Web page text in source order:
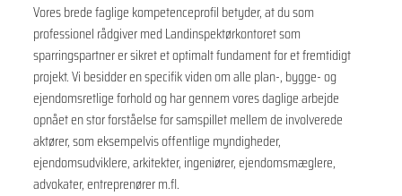
Vores brede faglige kompetenceprofil betyder, at du som
professionel rådgiver med Landinspektørkontoret som
sparringspartner er sikret et optimalt fundament for et fremtidigt
projekt. Vi besidder en specifik viden om alle plan-, bygge- og
ejendomsretlige forhold og har gennem vores daglige arbejde
opnået en stor forståelse for samspillet mellem de involverede
aktører, som eksempelvis offentlige myndigheder,
ejendomsudviklere, arkitekter, ingeniører, ejendomsmæglere,
advokater, entreprenører m.fl.